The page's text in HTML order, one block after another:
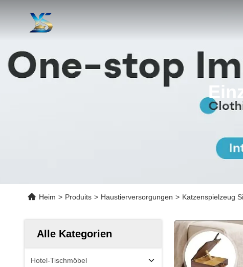
Heim > Produits > Haustierversorgungen > Katzenspielzeug
Alle Kategorien
Hotel-Tischmöbel